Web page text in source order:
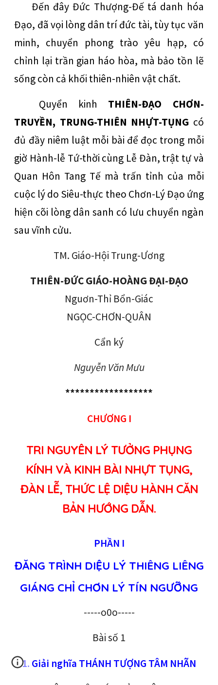
Đến đây Đức Thượng-Đế tá danh hóa
Đạo, đã vọi lòng dân trí đức tài, tùy tục văn
minh, chuyển phong trào yêu hạp, có
chỉnh lại trần gian háo hòa, mà bảo tồn lẽ
sống còn cả khối thiên-nhiên vật chất.
Quyển kinh THIÊN-ĐẠO CHƠN-
TRUYỀN, TRUNG-THIÊN NHỰT-TỤNG có
đủ đầy niêm luật mỗi bài để đọc trong mỗi
giờ Hành-lễ Tứ-thời cùng Lễ Đàn, trật tự và
Quan Hôn Tang Tế mà trấn tỉnh của mỗi
cuộc lý do Siêu-thực theo Chơn-Lý Đạo ứng
hiện cõi lòng dân sanh có lưu chuyển ngàn
sau vĩnh cửu.
TM. Giáo-Hội Trung-Ương
THIÊN-ĐỨC GIÁO-HOÀNG ĐẠI-ĐẠO
Nguơn-Thỉ Bổn-Giác
NGỌC-CHƠN-QUÂN
Cẩn ký
Nguyễn Văn Mưu
******************
CHƯƠNG I
TRI NGUYÊN LÝ TƯỞNG PHỤNG
KÍNH VÀ KINH BÀI NHỰT TỤNG,
ĐÀN LỄ, THỨC LỆ DIỆU HÀNH CĂN
BẢN HƯỚNG DẪN.
PHẦN I
ĐĂNG TRÌNH DIỆU LÝ THIÊNG LIÊNG
GIÁNG CHỈ CHƠN LÝ TÍN NGƯỠNG
-----o0o-----
Bài số 1
1. Giải nghĩa THÁNH TƯỢNG TÂM NHÃN